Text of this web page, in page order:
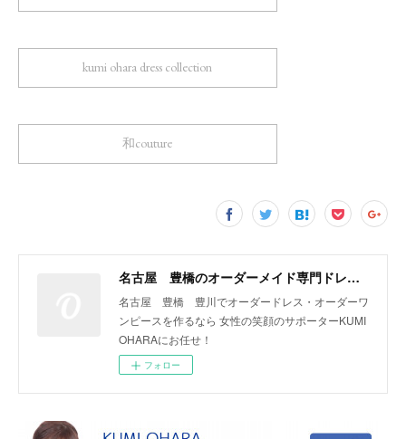
kumi ohara dress collection
和couture
名古屋 豊橋のオーダーメイド専門ドレスデザイナー KUMI OHARA
名古屋 豊橋 豊川でオーダードレス・オーダーワ
ンピースを作るなら 女性の笑顔のサポーターKUMI
OHARAにお任せ！
フォロー